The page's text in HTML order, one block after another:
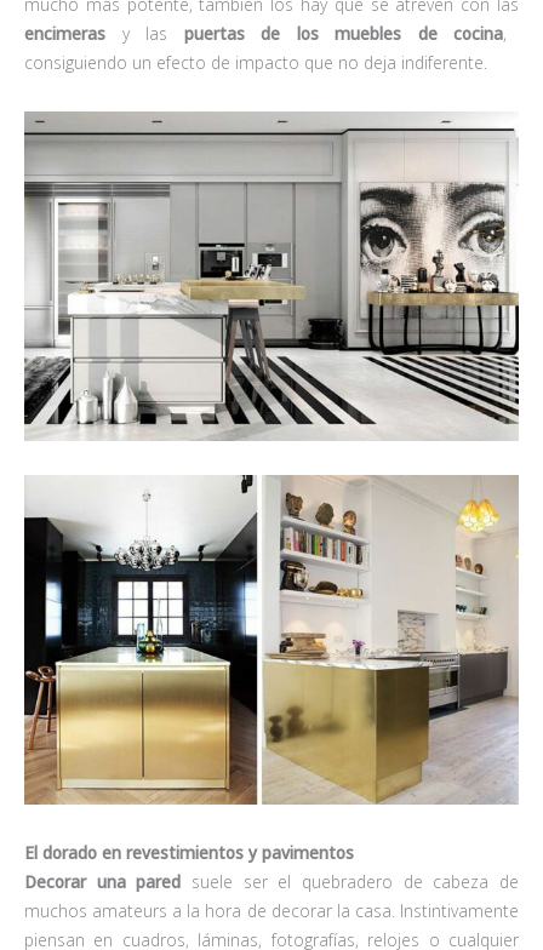
encimeras y las puertas de los muebles de cocina,
consiguiendo un efecto de impacto que no deja indiferente.
El dorado en revestimientos y pavimentos
Decorar una pared suele ser el quebradero de cabeza de
muchos amateurs a la hora de decorar la casa. Instintivamente
piensan en cuadros, láminas, fotografías, relojes o cualquier